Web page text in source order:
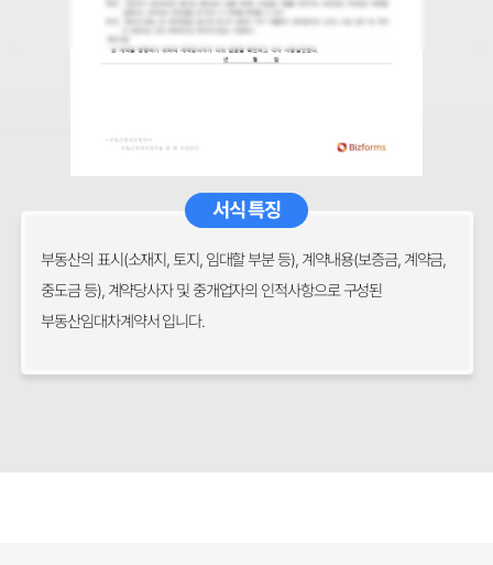
서식 특징
부동산의 표시(소재지, 토지, 임대할 부분 등), 계약내용(보증금, 계약금,
중도금 등), 계약당사자 및 중개업자의 인적사항으로 구성된
부동산임대차계약서 입니다.